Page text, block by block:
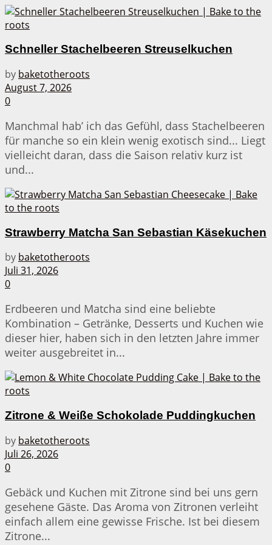
Schneller Stachelbeeren Streuselkuchen
by baketotheroots
August 7, 2026
0
Manchmal hab’ ich das Gefühl, dass Stachelbeeren
für manche so ein klein wenig exotisch sind... Liegt
vielleicht daran, dass die Saison relativ kurz ist
und...
Strawberry Matcha San Sebastian Käsekuchen
by baketotheroots
Juli 31, 2026
0
Erdbeeren und Matcha sind eine beliebte
Kombination – Getränke, Desserts und Kuchen wie
dieser hier, haben sich in den letzten Jahre immer
weiter ausgebreitet in...
Zitrone & Weiße Schokolade Puddingkuchen
by baketotheroots
Juli 26, 2026
0
Gebäck und Kuchen mit Zitrone sind bei uns gern
gesehene Gäste. Das Aroma von Zitronen verleiht
einfach allem eine gewisse Frische. Ist bei diesem
Zitrone...